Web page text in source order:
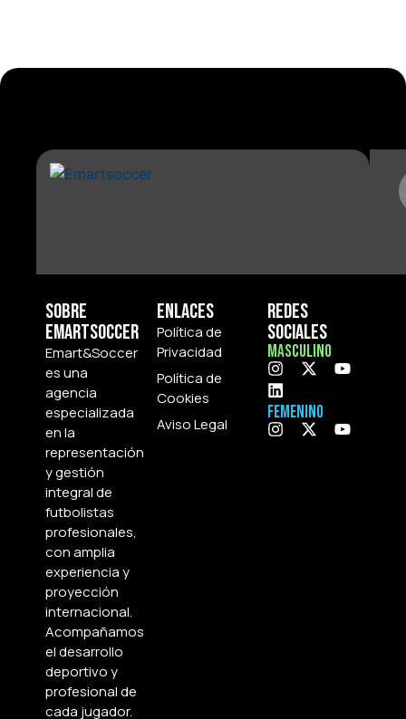
Sobre
Emartsoccer
Emart&Soccer
es una
agencia
especializada
en la
representación
y gestión
integral de
futbolistas
profesionales,
con amplia
experiencia y
proyección
internacional.
Acompañamos
el desarrollo
deportivo y
profesional de
cada jugador.
Enlaces
Política de
Privacidad
Política de
Cookies
Aviso Legal
Redes
Sociales
Masculino
Femenino